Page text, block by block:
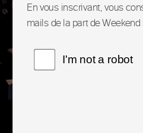
En vous inscrivant, vous
mails de la part de Weekend